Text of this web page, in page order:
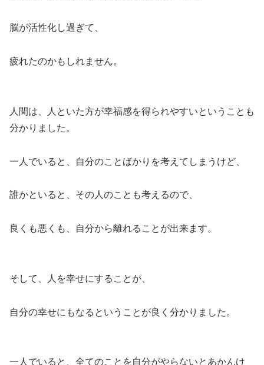
脳が活性化し過ぎて、
疲れたのかもしれません。
人間は、人といた方が幸福感を得られやすいということも
分かりました。
一人でいると、自分のことばかりを考えてしまうけど、
誰かといると、その人のことも考えるので、
良くも悪くも、自分から離れることが出来ます。
そして、人を幸せにすることが、
自分の幸せにもなるということが良く分かりました。
一人でいると、全てのことを自分がやらないとあかんけ